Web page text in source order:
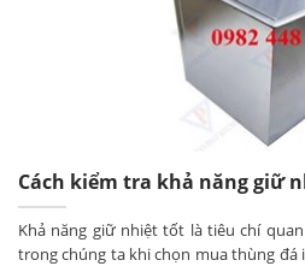
Cách kiểm tra khả năng giữ
Khả năng giữ nhiệt tốt là tiêu chí
trong chúng ta khi chọn mua thùng đá